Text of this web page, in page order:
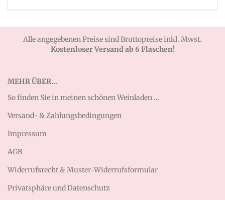
Alle angegebenen Preise sind Bruttopreise inkl. Mwst.
Kostenloser Versand ab 6 Flaschen!
MEHR ÜBER...
So finden Sie in meinen schönen Weinladen ...
Versand- & Zahlungsbedingungen
Impressum
AGB
Widerrufsrecht & Muster-Widerrufsformular
Privatsphäre und Datenschutz